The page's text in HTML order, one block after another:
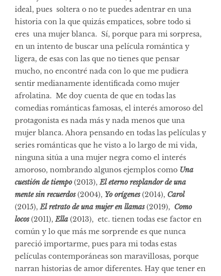
ideal, pues soltera o no te puedes adentrar en una
historia con la que quizás empatices, sobre todo si
eres una mujer blanca. Sí, porque para mi sorpresa,
en un intento de buscar una película romántica y
ligera, de esas con las que no tienes que pensar
mucho, no encontré nada con lo que me pudiera
sentir medianamente identificada como mujer
afrolatina. Me doy cuenta de que en todas las
comedias románticas famosas, el interés amoroso del
protagonista es nada más y nada menos que una
mujer blanca. Ahora pensando en todas las películas y
series románticas que he visto a lo largo de mi vida,
ninguna sitúa a una mujer negra como el interés
amoroso, nombrando algunos ejemplos como Una
cuestión de tiempo(2013),El eterno resplandor de una
mente sin recuerdos (2004), Yo orígenes (2014), Carol
(2015), El retrato de una mujer en llamas(2019), Como
locos(2011),Ella (2013), etc. tienen todas ese factor en
común y lo que más me sorprende es que nunca
pareció importarme, pues para mi todas estas
películas contemporáneas son maravillosas, porque
narran historias de amor diferentes. Hay que tener en